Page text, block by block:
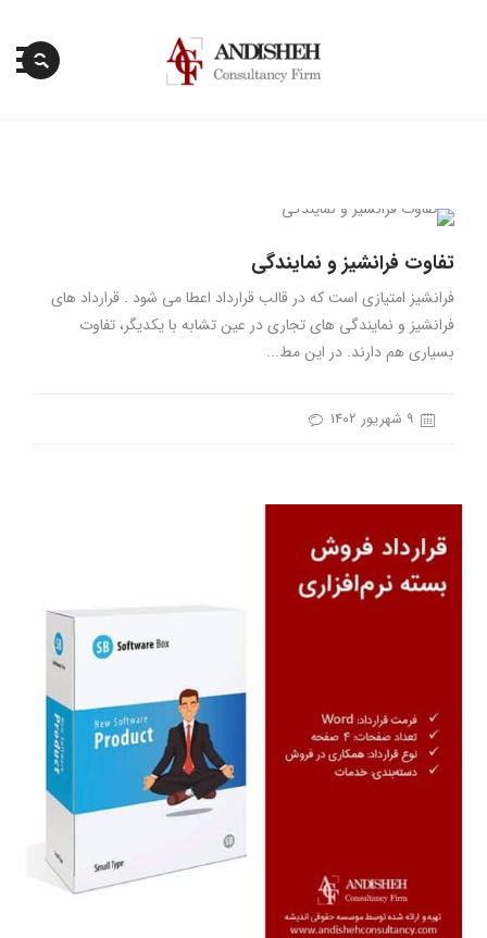
تفاوت فرانشیز و نمایندگی
فرانشیز امتیازی است که در قالب قرارداد اعطا می شود . قرارداد های
فرانشیز و نمایندگی های تجاری در عین تشابه با یکدیگر، تفاوت
بسیاری هم دارند. در این مط...